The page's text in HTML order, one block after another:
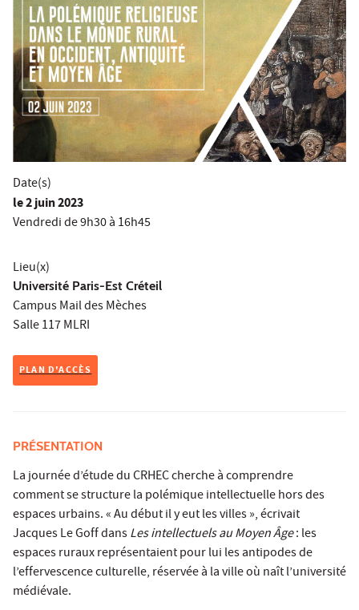
Date(s)
le2 juin 2023
Vendredi de 9h30 à 16h45
Lieu(x)
Université Paris-Est Créteil
Campus Mail des Mèches
Salle 117 MLRI
PLAN D'ACCÈS
PRÉSENTATION
La journée d’étude du CRHEC cherche à comprendre
comment se structure la polémique intellectuelle hors des
espaces urbains. « Au début il y eut les villes », écrivait
Jacques Le Goff dansLes intellectuels au Moyen Âge: les
espaces ruraux représentaient pour lui les antipodes de
l’effervescence culturelle, réservée à la ville où naît l’université
médiévale.